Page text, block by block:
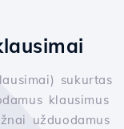
sukurtas
klausimus
užduodamus